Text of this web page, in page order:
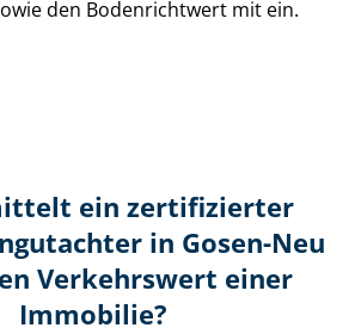
den Bodenrichtwert mit ein.
ein zertifizierter
in Gosen-Neu
Verkehrswert einer
Immobilie?